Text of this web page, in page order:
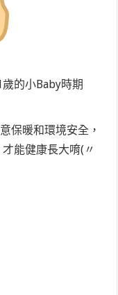
的小Baby時期
保暖和環境安全，
能健康長大唷(〃